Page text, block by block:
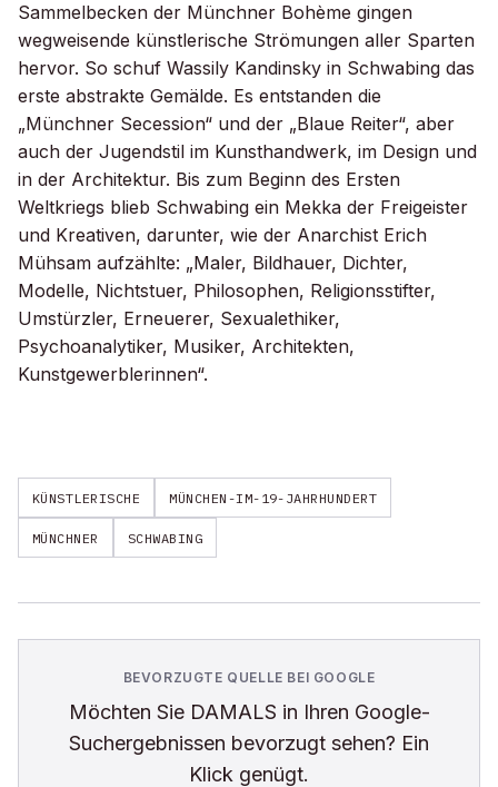
Sammelbecken der Münchner Bohème gingen
wegweisende künstlerische Strömungen aller Sparten
hervor. So schuf Wassily Kandinsky in Schwabing das
erste abstrakte Gemälde. Es entstanden die
„Münchner Secession“ und der „Blaue Reiter“, aber
auch der Jugendstil im Kunsthandwerk, im Design und
in der Architektur. Bis zum Beginn des Ersten
Weltkriegs blieb Schwabing ein Mekka der Freigeister
und Kreativen, darunter, wie der Anarchist Erich
Mühsam aufzählte: „Maler, Bildhauer, Dichter,
Modelle, Nichtstuer, Philosophen, Religionsstifter,
Umstürzler, Erneuerer, Sexualethiker,
Psychoanalytiker, Musiker, Architekten,
Kunstgewerblerinnen“.
KÜNSTLERISCHE MÜNCHEN-IM-19-JAHRHUNDERT
MÜNCHNER SCHWABING
BEVORZUGTE QUELLE BEI GOOGLE
Möchten Sie DAMALS in Ihren Google-
Suchergebnissen bevorzugt sehen? Ein
Klick genügt.